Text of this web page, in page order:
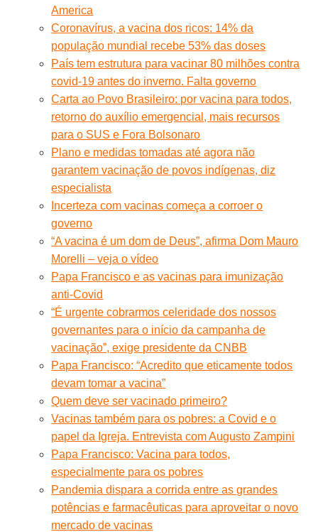
America
Coronavírus, a vacina dos ricos: 14% da
população mundial recebe 53% das doses
País tem estrutura para vacinar 80 milhões contra
covid-19 antes do inverno. Falta governo
Carta ao Povo Brasileiro: por vacina para todos,
retorno do auxílio emergencial, mais recursos
para o SUS e Fora Bolsonaro
Plano e medidas tomadas até agora não
garantem vacinação de povos indígenas, diz
especialista
Incerteza com vacinas começa a corroer o
governo
“A vacina é um dom de Deus”, afirma Dom Mauro
Morelli – veja o vídeo
Papa Francisco e as vacinas para imunização
anti-Covid
“É urgente cobrarmos celeridade dos nossos
governantes para o início da campanha de
vacinação”, exige presidente da CNBB
Papa Francisco: “Acredito que eticamente todos
devam tomar a vacina”
Quem deve ser vacinado primeiro?
Vacinas também para os pobres: a Covid e o
papel da Igreja. Entrevista com Augusto Zampini
Papa Francisco: Vacina para todos,
especialmente para os pobres
Pandemia dispara a corrida entre as grandes
potências e farmacêuticas para aproveitar o novo
mercado de vacinas